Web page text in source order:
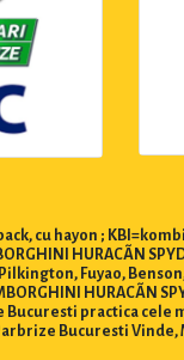
cu hayon ;
HURACÃN
Fuyao,
HURACÃN
Bucuresti practica
Bucuresti Vinde,